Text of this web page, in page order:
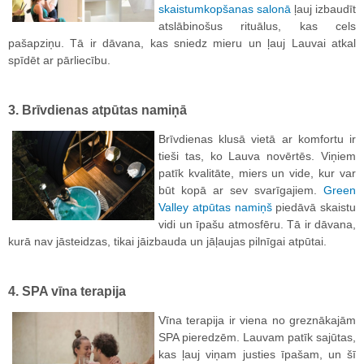
skaistumkopšanas salonā ļauj izbaudīt
atslābinošus rituālus, kas cels
pašapziņu. Tā ir dāvana, kas sniedz mieru un ļauj Lauvai atkal
spīdēt ar pārliecību.
3. Brīvdienas atpūtas namiņā
Brīvdienas klusā vietā ar komfortu ir
tieši tas, ko Lauva novērtēs. Viņiem
patīk kvalitāte, miers un vide, kur var
būt kopā ar sev svarīgajiem. Green
Valley atpūtas namiņšpiedāvā skaistu
vidi un īpašu atmosfēru. Tā ir dāvana,
kurā nav jāsteidzas, tikai jāizbauda un jāļaujas pilnīgai atpūtai.
4. SPA vīna terapija
Vīna terapija ir viena no greznākajām
SPA pieredzēm. Lauvam patīk sajūtas,
kas ļauj viņam justies īpašam, un šī